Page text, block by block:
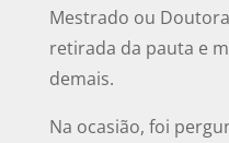
Mestrado ou
retirada da pauta e
demais.
Na ocasião, foi